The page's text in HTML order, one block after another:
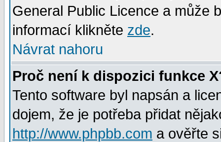
General Public Licence a může
informací klikněte zde.
Návrat nahoru
Proč není k dispozici funkce
Tento software byl napsán a
dojem, že je potřeba přidat
http://www.phpbb.com a ověřte